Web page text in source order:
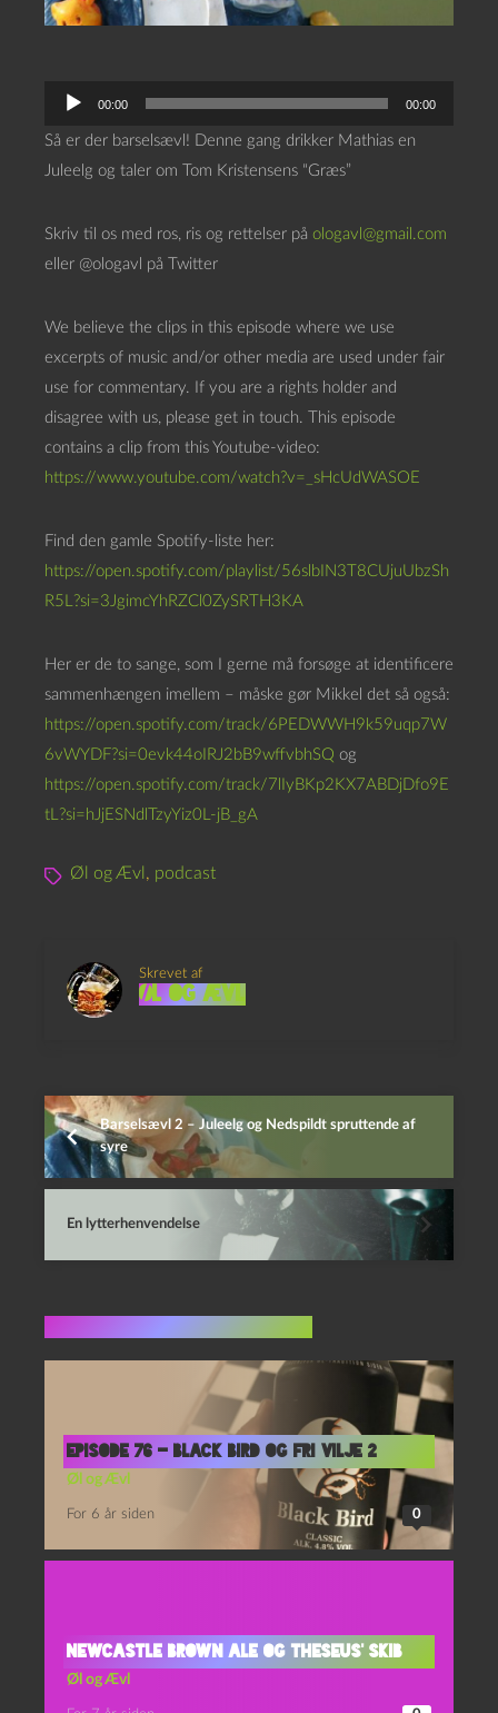
l
e
r
00:00 00:00
Så er der barselsævl! Denne gang drikker Mathias en
Juleelg og taler om Tom Kristensens “Græs”
Skriv til os med ros, ris og rettelser på ologavl@gmail.com
eller @ologavl på Twitter
We believe the clips in this episode where we use
excerpts of music and/or other media are used under fair
use for commentary. If you are a rights holder and
disagree with us, please get in touch. This episode
contains a clip from this Youtube-video:
https://www.youtube.com/watch?v=_sHcUdWASOE
Find den gamle Spotify-liste her:
https://open.spotify.com/playlist/56slbIN3T8CUjuUbzSh
R5L?si=3JgimcYhRZCl0ZySRTH3KA
Her er de to sange, som I gerne må forsøge at identificere
sammenhængen imellem – måske gør Mikkel det så også:
https://open.spotify.com/track/6PEDWWH9k59uqp7W
6vWYDF?si=0evk44oIRJ2bB9wffvbhSQ og
https://open.spotify.com/track/7lIyBKp2KX7ABDjDfo9E
tL?si=hJjESNdlTzyYiz0L-jB_gA
Øl og Ævl , podcast
Skrevet af
Øl og Ævl
Barselsævl 2 – Juleelg og Nedspildt spruttende af
syre
En lytterhenvendelse
Episode 76 – Black Bird og Fri Vilje 2
Øl og Ævl
For 6 år siden 0
Newcastle Brown Ale og Theseus’ Skib
Øl og Ævl